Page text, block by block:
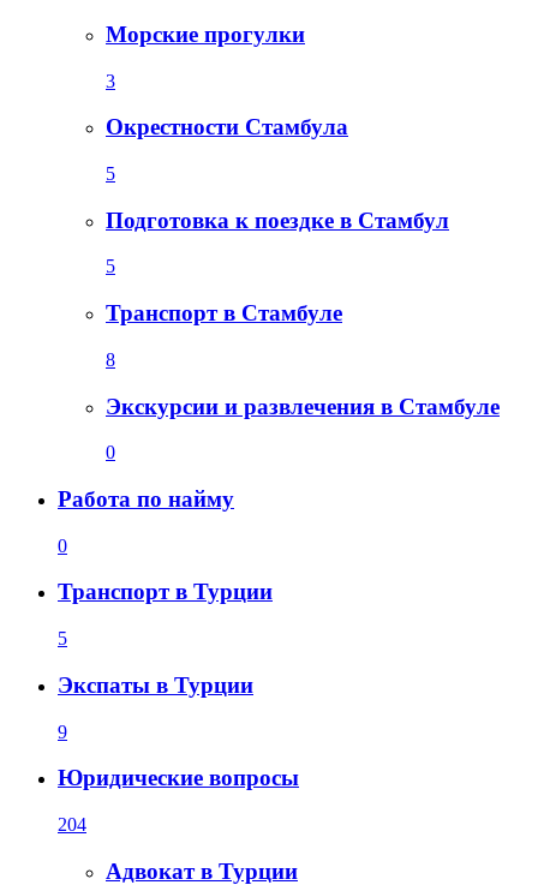
Морские прогулки
3
Окрестности Стамбула
5
Подготовка к поездке в Стамбул
5
Транспорт в Стамбуле
8
Экскурсии и развлечения в Стамбуле
0
Работа по найму
0
Транспорт в Турции
5
Экспаты в Турции
9
Юридические вопросы
204
Адвокат в Турции